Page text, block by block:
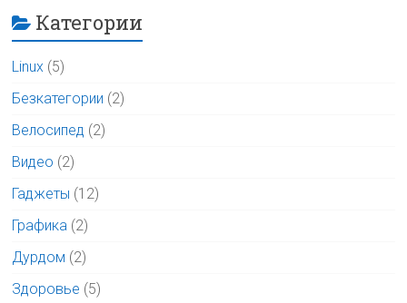
Категории
Linux (5)
Безкатегории (2)
Велосипед (2)
Видео (2)
Гаджеты (12)
Графика (2)
Дурдом (2)
Здоровье (5)